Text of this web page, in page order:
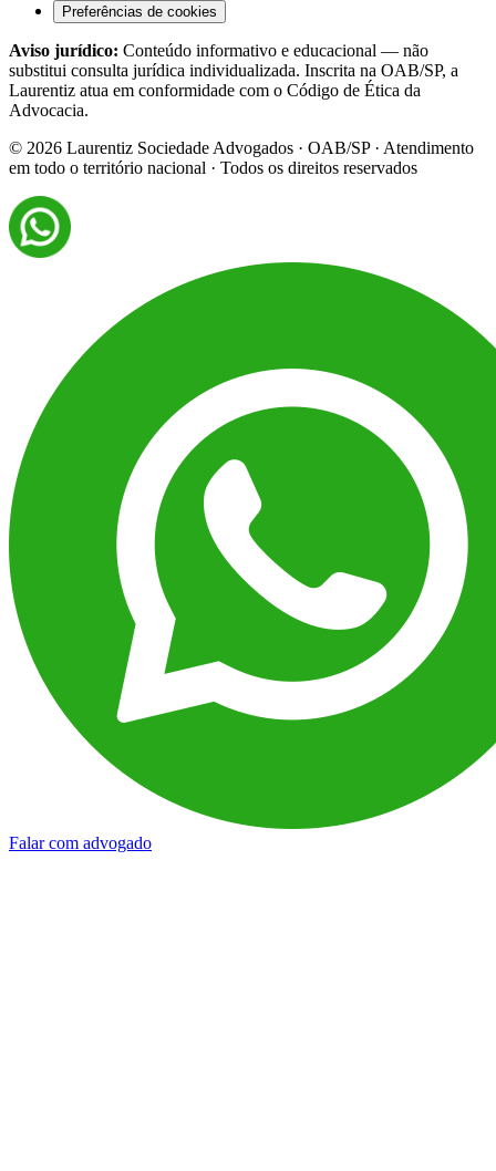
Preferências de cookies
Aviso jurídico: Conteúdo informativo e educacional — não
substitui consulta jurídica individualizada. Inscrita na OAB/SP, a
Laurentiz atua em conformidade com o Código de Ética da
Advocacia.
© 2026 Laurentiz Sociedade Advogados · OAB/SP · Atendimento
em todo o território nacional · Todos os direitos reservados
Falar com advogado